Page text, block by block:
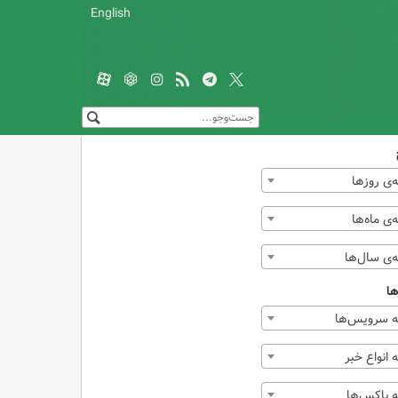
English
روزها
ماه‌ها
سال‌ها
سرویس‌ها
انواع خبر